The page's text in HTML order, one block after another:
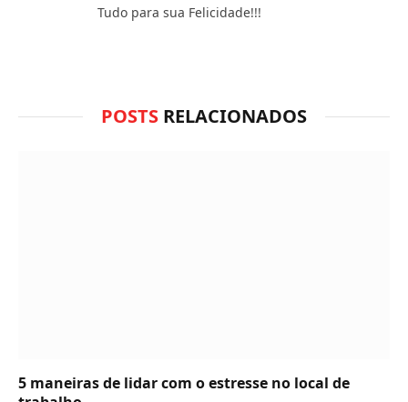
Tudo para sua Felicidade!!!
POSTS RELACIONADOS
5 maneiras de lidar com o estresse no local de